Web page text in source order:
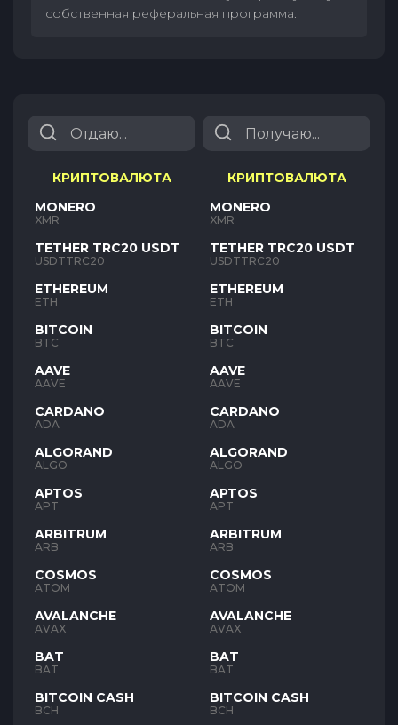
собственная реферальная программа.
КРИПТОВАЛЮТА
MONERO
XMR
TETHER TRC20 USDT
USDTTRC20
ETHEREUM
ETH
BITCOIN
BTC
AAVE
AAVE
CARDANO
ADA
ALGORAND
ALGO
APTOS
APT
ARBITRUM
ARB
COSMOS
ATOM
AVALANCHE
AVAX
BAT
BAT
BITCOIN CASH
BCH
КРИПТОВАЛЮТА
MONERO
XMR
TETHER TRC20 USDT
USDTTRC20
ETHEREUM
ETH
BITCOIN
BTC
AAVE
AAVE
CARDANO
ADA
ALGORAND
ALGO
APTOS
APT
ARBITRUM
ARB
COSMOS
ATOM
AVALANCHE
AVAX
BAT
BAT
BITCOIN CASH
BCH